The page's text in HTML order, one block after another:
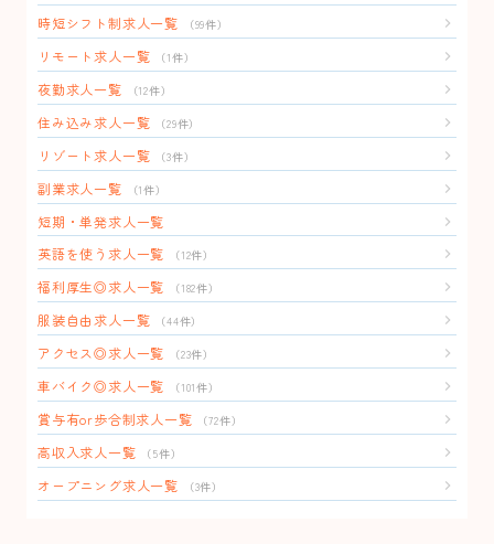
時短シフト制求人一覧 （99件）
リモート求人一覧 （1件）
夜勤求人一覧 （12件）
住み込み求人一覧 （29件）
リゾート求人一覧 （3件）
副業求人一覧 （1件）
短期・単発求人一覧
英語を使う求人一覧
（12件）
福利厚生◎求人一覧 （182件）
服装自由求人一覧 （44件）
アクセス◎求人一覧 （23件）
車バイク◎求人一覧 （101件）
賞与有or歩合制求人一覧 （72件）
高収入求人一覧 （5件）
オープニング求人一覧 （3件）